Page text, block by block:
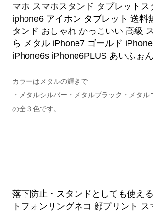
マホ スマホスタンド タブレットス
iphone6 アイホン タブレット 送料
タンド おしゃれ かっこいい 高級
ら メタル iPhone7 ゴールド
iPhone6s iPhone6PLUS あいふぉん
カラーはメタルの輝きで
・メタルシルバー・メタルブラック・メタル
の全３色です。
落下防止・スタンドとしても使え
トフォンリングネコ 顔プリント ス